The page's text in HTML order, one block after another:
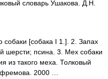
словарь Ушакова. Д.Н.
[собака I 1.]. 2. Запах
шерсти; псина. 3. Мех собаки
из такого меха. Толковый
2000 …